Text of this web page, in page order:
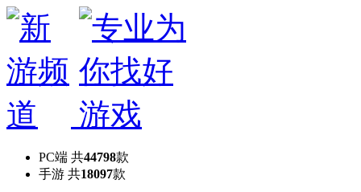
PC端 共44798款
手游 共18097款